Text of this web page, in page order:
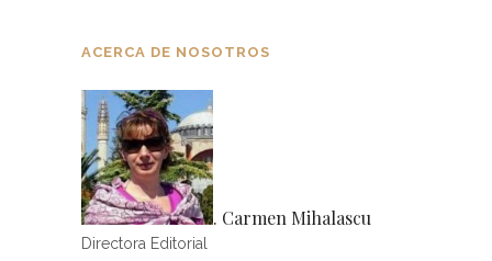
ACERCA DE NOSOTROS
. Carmen Mihalascu
Directora Editorial